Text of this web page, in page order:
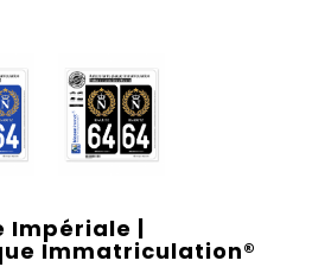
Impériale |
Immatriculation®